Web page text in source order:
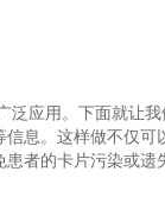
泛应用。下面就让
息。这样做不仅
者的卡片污染或